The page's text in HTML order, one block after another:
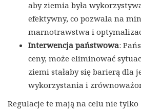
aby ziemia była
efektywny, co pozwala na
marnotrawstwa i
Interwencja państwowa:
ceny, może eliminować
ziemi stałaby się barierą dla
wykorzystania i
Regulacje te mają na celu nie tylko